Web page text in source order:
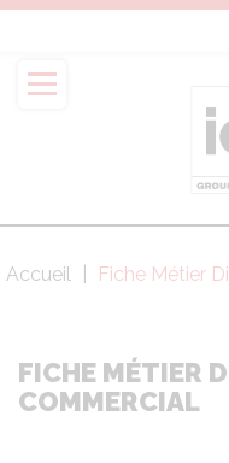
Aller
contenu
principal
Fil
Accueil Fiche Métier
FICHE MÉTIER
COMMERCIAL